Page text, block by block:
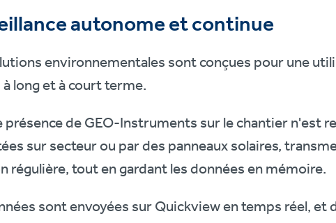
autonome et continue
environnementales sont conçues pour une
long et à court terme.
présence de GEO-Instruments sur le chantier n'est
sur secteur ou par des panneaux solaires,
régulière, tout en gardant les données en mémoire.
sont envoyées sur Quickview en temps réel,